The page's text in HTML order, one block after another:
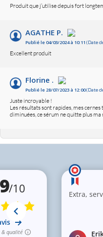
Produit que j’utilise depuis fort
AGATHE P.
Publié le 04/03/2024 à 10:11 (Date
Excellent produit
Florine .
Publié le 28/07/2023 à 12:00(Date
Juste incroyable !
Les résultats sont rapides, mes
diminuées, ce sérum ne quitte plus